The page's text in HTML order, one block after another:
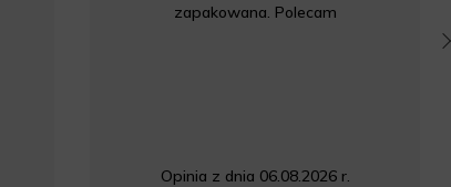
zapakowana. Polecam
Opinia z dnia 06.08.2026 r.